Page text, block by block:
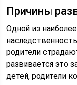
Причины
Одной из
родители
развивается это
детей, родители